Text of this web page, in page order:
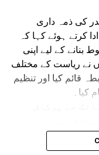
کی ذمہ داری
کرتے ہوئے کہا کہ
بنانے کے لیے اپنی
نے ریاست کے مختلف
قائم کیا اور تنظیم
کیا۔
مہنگائی،
اور حکومت و